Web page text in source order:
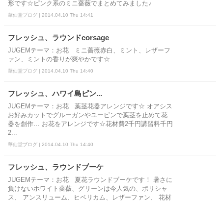
形です☆ピンク系のミニ薔薇でまとめてみました♪
華仙堂ブログ | 2014.04.10 Thu 14:41
フレッシュ、ラウンドcorsage
JUGEMテーマ：お花 ミニ薔薇赤白、ミント、レザーフ
ァン、ミントの香りが爽やかです☆
華仙堂ブログ | 2014.04.10 Thu 14:40
フレッシュ、ハワイ島ピン...
JUGEMテーマ：お花 葉茎花器アレンジです☆ オアシス
お好みカットでグルーガンやユーピンで葉茎を止めて花
器を創作… お花をアレンジです☆花材費2千円講習料千円
2...
華仙堂ブログ | 2014.04.10 Thu 14:40
フレッシュ、ラウンドブーケ
JUGEMテーマ：お花 夏花ラウンドブーケです！ 暑さに
負けないホワイト薔薇、グリーンは今人気の、ポリシャ
ス、 アンスリューム、ヒペリカム、レザーファン、 花材